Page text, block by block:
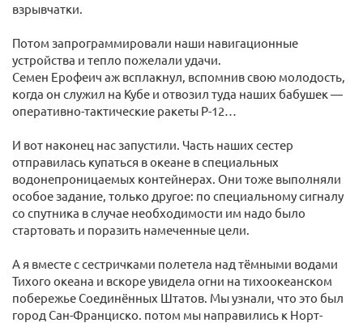
взрывчатки.
Потом запрограммировали наши навигационные
устройства и тепло пожелали удачи.
Семен Ерофеич аж всплакнул, вспомнив свою молодость,
когда он служил на Кубе и отвозил туда наших бабушек —
оперативно-тактические ракеты Р-12…
И вот наконец нас запустили. Часть наших сестер
отправилась купаться в океане в специальных
водонепроницаемых контейнерах. Они тоже выполняли
особое задание, только другое: по специальному сигналу
со спутника в случае необходимости им надо было
стартовать и поразить намеченные цели.
А я вместе с сестричками полетела над тёмными водами
Тихого океана и вскоре увидела огни на тихоокеанском
побережье Соединённых Штатов. Мы узнали, что это был
город Сан-Франциско. потом мы направились к Норт-